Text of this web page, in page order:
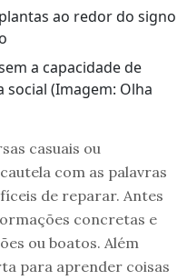
a capacidade de
social (Imagem: Olha
casuais ou
com as palavras
de reparar. Antes
concretas e
ou boatos. Além
para aprender coisas